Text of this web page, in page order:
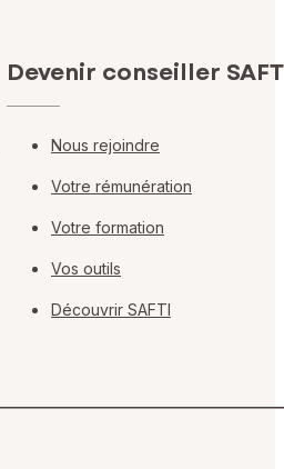
Devenir conseiller
Nous rejoindre
Votre rémunération
Votre formation
Vos outils
Découvrir SAFTI